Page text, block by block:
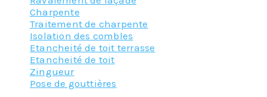
Charpente
Traitement de charpente
Isolation des combles
Etancheité de toit terrasse
Etancheité de toit
Zingueur
Pose de gouttières